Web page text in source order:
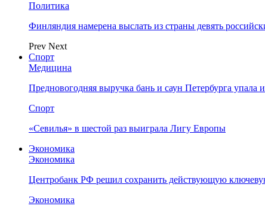
Политика
Финляндия намерена выслать из страны девять
Prev Next
Спорт
Медицина
Предновогодняя выручка бань и саун Петербурга упала
Спорт
«Севилья» в шестой раз выиграла Лигу Европы
Экономика
Экономика
Центробанк РФ решил сохранить действующую
Экономика